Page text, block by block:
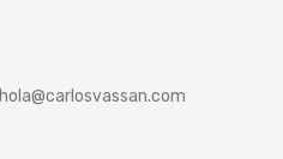
hola@carlosvassan.com